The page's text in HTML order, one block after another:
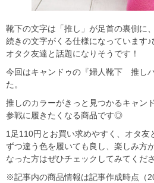
靴下の文字は「推し」が足首の裏側に
続きの文字がくる仕様になっています♪
オタク友達と話題になりそうです！
今回はキャンドゥの『婦人靴下 推し
た。
推しのカラーがきっと見つかるキャン
参戦に履きたくなる商品です◎
1足110円とお買い求めやすく、オタ友
ずつ違う色を履いても良し、楽しみ方
なった方はぜひチェックしてみてくだ
※記事内の商品情報は記事作成時点（